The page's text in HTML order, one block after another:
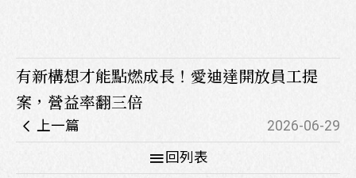
有新構想才能點燃成長！愛迪達開放員工提
案，營益率翻三倍
2026-06-29
上一篇
回列表